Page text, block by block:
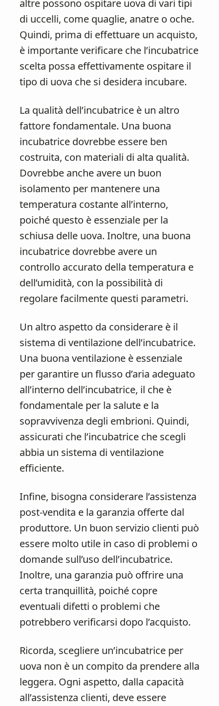
altre possono ospitare uova di vari tipi
di uccelli, come quaglie, anatre o oche.
Quindi, prima di effettuare un acquisto,
è importante verificare che l’incubatrice
scelta possa effettivamente ospitare il
tipo di uova che si desidera incubare.
La qualità dell’incubatrice è un altro
fattore fondamentale. Una buona
incubatrice dovrebbe essere ben
costruita, con materiali di alta qualità.
Dovrebbe anche avere un buon
isolamento per mantenere una
temperatura costante all’interno,
poiché questo è essenziale per la
schiusa delle uova. Inoltre, una buona
incubatrice dovrebbe avere un
controllo accurato della temperatura e
dell’umidità, con la possibilità di
regolare facilmente questi parametri.
Un altro aspetto da considerare è il
sistema di ventilazione dell’incubatrice.
Una buona ventilazione è essenziale
per garantire un flusso d’aria adeguato
all’interno dell’incubatrice, il che è
fondamentale per la salute e la
sopravvivenza degli embrioni. Quindi,
assicurati che l’incubatrice che scegli
abbia un sistema di ventilazione
efficiente.
Infine, bisogna considerare l’assistenza
post-vendita e la garanzia offerte dal
produttore. Un buon servizio clienti può
essere molto utile in caso di problemi o
domande sull’uso dell’incubatrice.
Inoltre, una garanzia può offrire una
certa tranquillità, poiché copre
eventuali difetti o problemi che
potrebbero verificarsi dopo l’acquisto.
Ricorda, scegliere un’incubatrice per
uova non è un compito da prendere alla
leggera. Ogni aspetto, dalla capacità
all’assistenza clienti, deve essere